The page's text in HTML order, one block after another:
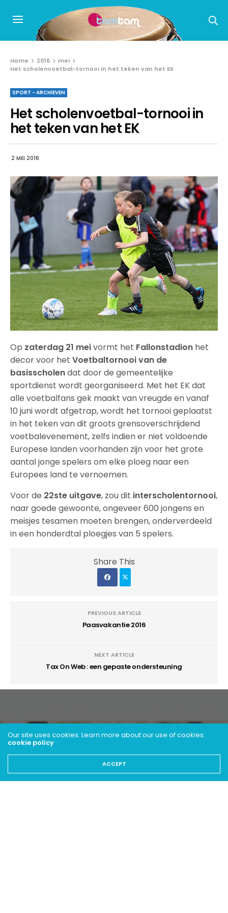
Home 2016
mei
Het scholenvoetbal-tornooi in het teken van het EK
SPORT - ARCHIEVEN
Het scholenvoetbal-tornooi in
het teken van het EK
2 MEI 2016
Op zaterdag 21 meivormt het Fallonstadion het
decor voor hetVoetbaltornooi van de
basisscholendat door de gemeentelijke
sportdienst wordt georganiseerd. Met het EK dat
alle voetbalfans gek maakt van vreugde en vanaf
10 juni wordt afgetrap, wordt het tornooi geplaatst
in het teken van dit groots grensoverschrijdend
voetbalevenement, zelfs indien er niet voldoende
Europese landen voorhanden zijn voor het grote
aantal jonge spelers om elke ploeg naar een
Europees land te vernoemen.
Voor de 22ste uitgave, zou dit interscholentornooi,
naar goede gewoonte, ongeveer 600 jongens en
meisjes tesamen moeten brengen, onderverdeeld
in een honderdtal ploegjes van 5 spelers.
Share This
PREVIOUS ARTICLE
Paasvakantie 2016
NEXT ARTICLE
Tax On Web : een gepaste ondersteuning
Our site uses cookies. Learn more about our use of cookies:
cookie policy
ACCEPT